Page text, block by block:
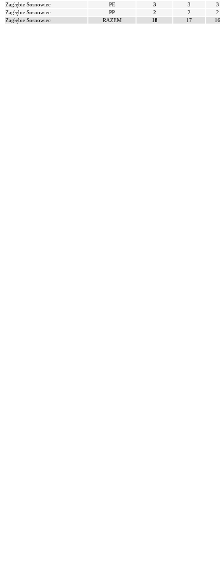
Zagłębie Sosnowiec
PE 3 3
3
Zagłębie Sosnowiec
PP 2 2
2
Zagłębie Sosnowiec
RAZEM 18 17 16